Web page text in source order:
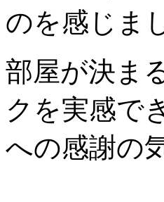
のを感じま
部屋が決ま
クを実感で
への感謝の